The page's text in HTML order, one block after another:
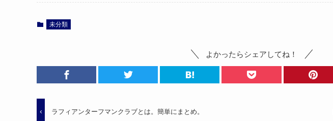
未分類
よかったらシェアしてね！
ラフィアンターフマンクラブとは。簡単にまとめ。